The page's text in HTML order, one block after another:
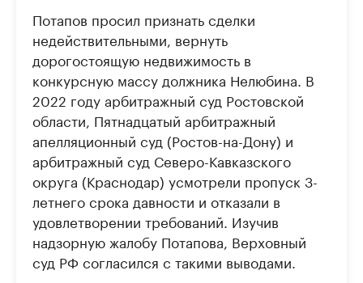
Потапов просил признать сделки
недействительными, вернуть
дорогостоящую недвижимость в
конкурсную массу должника Нелюбина. В
2022 году арбитражный суд Ростовской
области, Пятнадцатый арбитражный
апелляционный суд (Ростов-на-Дону) и
арбитражный суд Северо-Кавказского
округа (Краснодар) усмотрели пропуск 3-
летнего срока давности и отказали в
удовлетворении требований. Изучив
надзорную жалобу Потапова, Верховный
суд РФ согласился с такими выводами.